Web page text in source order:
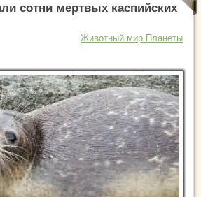
сотни мертвых каспийских
Животный мир Планеты